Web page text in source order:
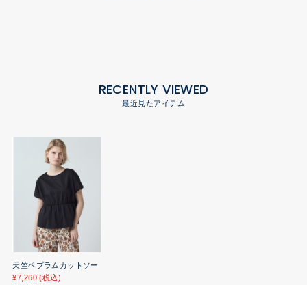
RECENTLY VIEWED
最近見たアイテム
天竺ペプラムカットソー
¥7,260 (税込)